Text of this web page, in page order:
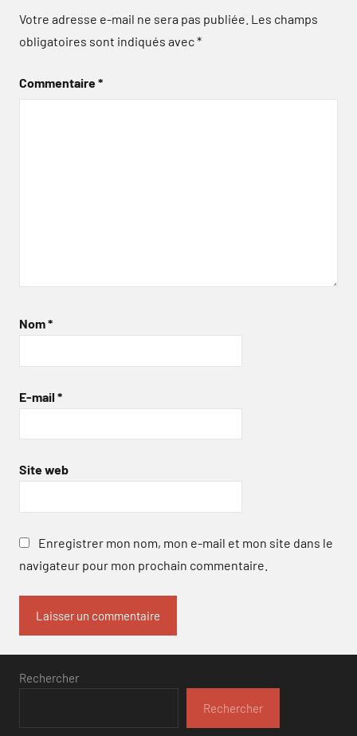
Votre adresse e-mail ne sera pas publiée. Les champs
obligatoires sont indiqués avec*
Commentaire*
Nom*
E-mail *
Site web
Enregistrer mon nom, mon e-mail et mon site dans le
navigateur pour mon prochain commentaire.
Rechercher
Rechercher